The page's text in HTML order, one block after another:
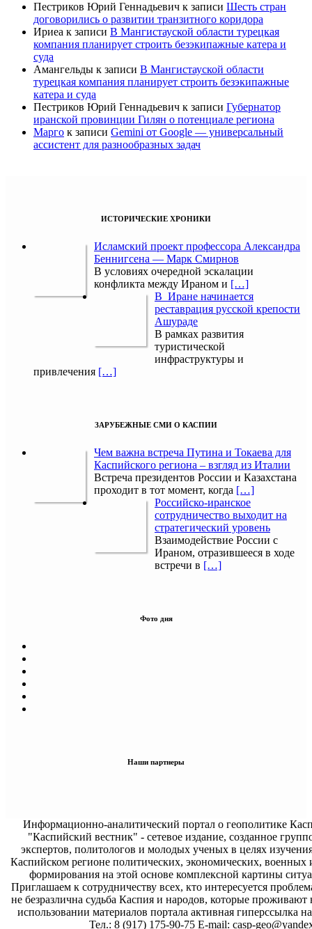
Пестриков Юрий Геннадьевич к записи Шесть стран
договорились о развитии транзитного коридора
Ириеа к записи В Мангистауской области турецкая
компания планирует строить безэкипажные катера и
суда
Амангельды к записи В Мангистауской области
турецкая компания планирует строить безэкипажные
катера и суда
Пестриков Юрий Геннадьевич к записи Губернатор
иранской провинции Гилян о потенциале региона
Марго к записи Gemini от Google — универсальный
ассистент для разнообразных задач
ИСТОРИЧЕСКИЕ ХРОНИКИ
Исламский проект профессора Александра
Беннигсена — Марк Смирнов
В условиях очередной эскалации
конфликта между Ираном и […]
В Иране начинается
реставрация русской крепости
Ашураде
В рамках развития
туристической
инфраструктуры и
привлечения […]
ЗАРУБЕЖНЫЕ СМИ О КАСПИИ
Чем важна встреча Путина и Токаева для
Каспийского региона – взгляд из Италии
Встреча президентов России и Казахстана
проходит в тот момент, когда […]
Российско-иранское
сотрудничество выходит на
стратегический уровень
Взаимодействие России с
Ираном, отразившееся в ходе
встречи в […]
Фото дня
Наши партнеры
Информационно-аналитический портал о геополитике
"Каспийский вестник" - сетевое издание, созданное
экспертов, политологов и молодых ученых в целях
Каспийском регионе политических, экономических, военных
формирования на этой основе комплексной картины
Приглашаем к сотрудничеству всех, кто интересуется
не безразлична судьба Каспия и народов, которые проживают
использовании материалов портала активная гиперссылка на
Тел.: 8 (917) 175-90-75 E-mail: casp-